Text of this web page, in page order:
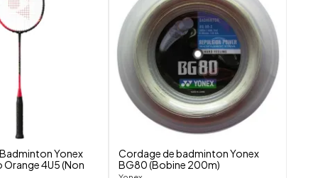
Yonex
Orange 4U5 (Non
favorite_border
visibility
Cordage de badminton Yonex
BG80 (Bobine 200m)